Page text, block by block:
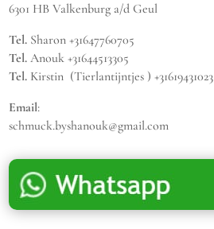
6301 HB Valkenburg a/d Geul
Tel. Sharon +31647760705
Tel. Anouk +31644513305
Tel. Kirstin (Tierlantijntjes ) +31619431023
Email:
schmuck.byshanouk@gmail.com